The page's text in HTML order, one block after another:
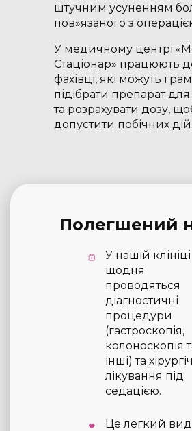
штучним усуненням
пов»язаного з
У медичному центрі
Стаціонар» працюють
фахівці, які можуть
підібрати препарат
та розрахувати дозу,
допустити побічних дій.
Полегшений
У нашій клініці
щодня
проводяться
діагностичні
процедури
(гастроскопія,
колоноскопія
інші) та
лікування під
седацією.
Це легкий вид